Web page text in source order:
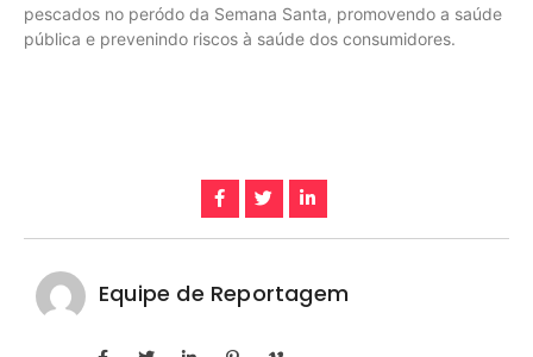
pescados no peródo da Semana Santa, promovendo a saúde
pública e prevenindo riscos à saúde dos consumidores.
Equipe de Reportagem